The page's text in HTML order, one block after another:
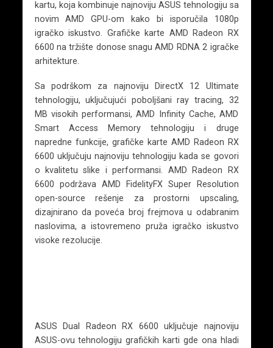
kartu, koja kombinuje najnoviju ASUS tehnologiju sa
novim AMD GPU-om kako bi isporučila 1080p
igračko iskustvo. Grafičke karte AMD Radeon RX
6600 na tržište donose snagu AMD RDNA 2 igračke
arhitekture.
Sa podrškom za najnoviju DirectX 12 Ultimate
tehnologiju, uključujući poboljšani ray tracing, 32
MB visokih performansi, AMD Infinity Cache, AMD
Smart Access Memory tehnologiju i druge
napredne funkcije, grafičke karte AMD Radeon RX
6600 uključuju najnoviju tehnologiju kada se govori
o kvalitetu slike i performansi. AMD Radeon RX
6600 podržava AMD FidelityFX Super Resolution
open-source rešenje za prostorni upscaling,
dizajnirano da poveća broj frejmova u odabranim
naslovima, a istovremeno pruža igračko iskustvo
visoke rezolucije.
ASUS Dual Radeon RX 6600 uključuje najnoviju
ASUS-ovu tehnologiju grafičkih karti gde ona hladi